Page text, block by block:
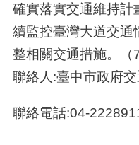
確實落實交通維持計
續監控臺灣大道交通
整相關交通措施。（
聯絡人:臺中市政府
聯絡電話:04-